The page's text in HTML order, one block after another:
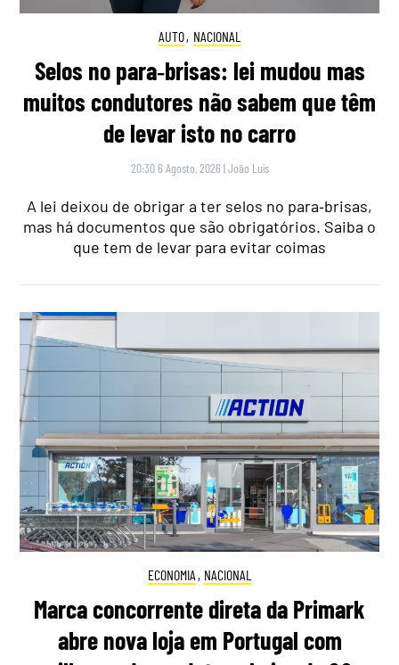
AUTO, NACIONAL
Selos no para‑brisas: lei mudou mas
muitos condutores não sabem que têm
de levar isto no carro
20:30 6 Agosto, 2026 |João Luís
A lei deixou de obrigar a ter selos no para‑brisas,
mas há documentos que são obrigatórios. Saiba o
que tem de levar para evitar coimas
ECONOMIA , NACIONAL
Marca concorrente direta da Primark
abre nova loja em Portugal com